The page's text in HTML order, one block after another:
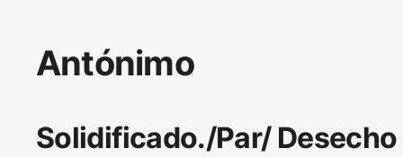
Antónimo
Solidificado./Par/ Desecho